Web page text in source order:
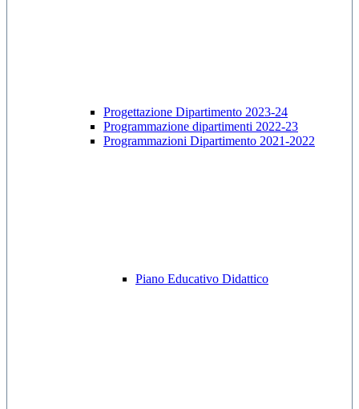
Progettazione Dipartimento 2023-24
Programmazione dipartimenti 2022-23
Programmazioni Dipartimento 2021-2022
Piano Educativo Didattico